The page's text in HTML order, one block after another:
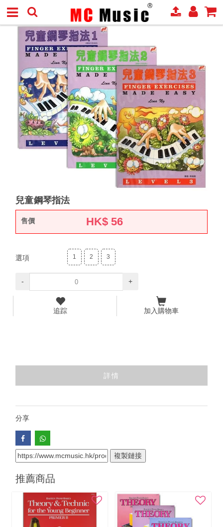
兒童鋼琴指法
售價 HK$56
選項 1 2 3
- +
追踪 加入購物車
詳情
分享
複製鏈接
推薦商品